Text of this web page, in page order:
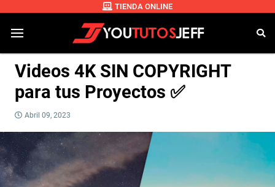
TIENDA ONLINE
Videos 4K SIN COPYRIGHT
para tus Proyectos ✅
Abril 09, 2023